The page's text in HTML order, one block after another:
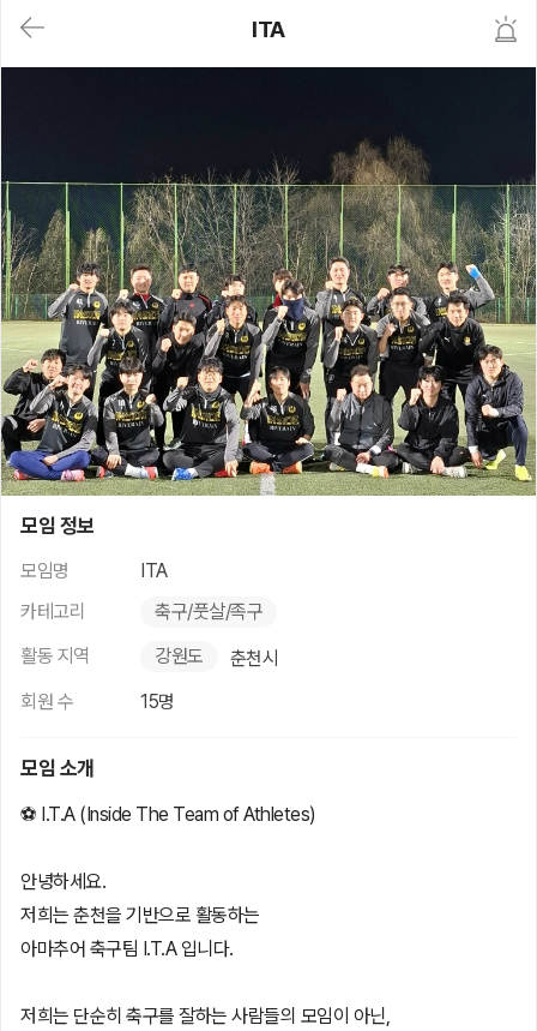
가
임,
게
시
판,
내
모
임,
M
Y)
본
문
바
로
가
기
ITA
모임 정보
모임명
ITA
카테고리
축구/풋살/족구
활동 지역
강원도
춘천시
회원 수
15명
모임 소개
⚽ I.T.A (Inside The Team of Athletes)
안녕하세요.
저희는 춘천을 기반으로 활동하는
아마추어 축구팀 I.T.A 입니다.
저희는 단순히 축구를 잘하는 사람들의 모임이 아닌,